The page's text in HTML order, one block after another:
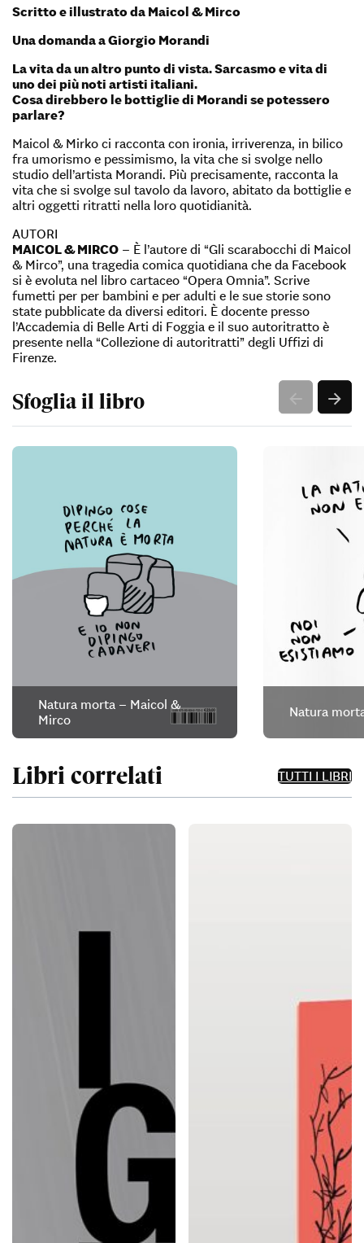
Scritto e illustrato da Maicol & Mirco
Una domanda a Giorgio Morandi
La vita da un altro punto di vista. Sarcasmo e vita di
uno dei più noti artisti italiani.
Cosa direbbero le bottiglie di Morandi se potessero
parlare?
Maicol & Mirko ci racconta con ironia, irriverenza, in bilico
fra umorismo e pessimismo, la vita che si svolge nello
studio dell’artista Morandi. Più precisamente, racconta la
vita che si svolge sul tavolo da lavoro, abitato da bottiglie e
altri oggetti ritratti nella loro quotidianità.
AUTORI
MAICOL & MIRCO – È l’autore di “Gli scarabocchi di Maicol
& Mirco”, una tragedia comica quotidiana che da Facebook
si è evoluta nel libro cartaceo “Opera Omnia”. Scrive
fumetti per per bambini e per adulti e le sue storie sono
state pubblicate da diversi editori. È docente presso
l’Accademia di Belle Arti di Foggia e il suo autoritratto è
presente nella “Collezione di autoritratti” degli Uffizi di
Firenze.
Sfoglia il libro
Natura morta – Maicol &
Mirco
Natura
Libri correlati TUTTI I LIBRI